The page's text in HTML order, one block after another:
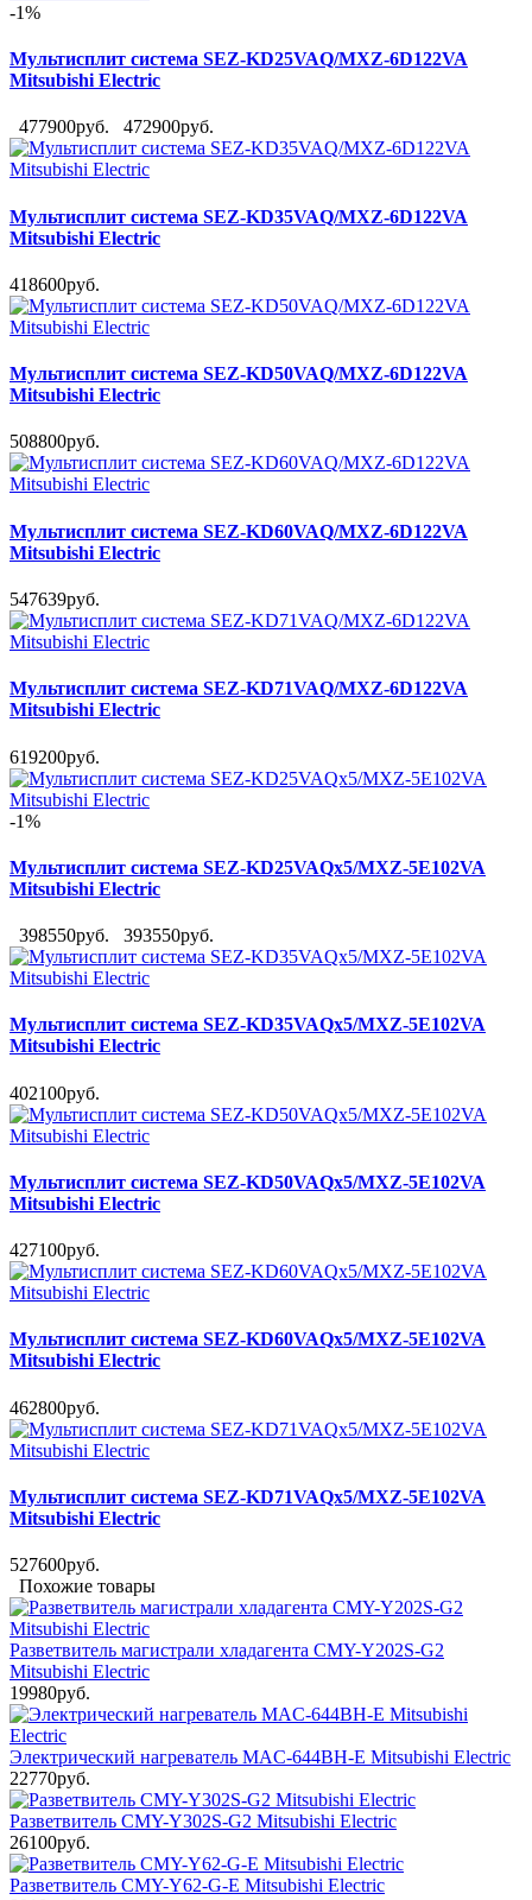
-1%
Мультисплит система SEZ-KD25VAQ/MXZ-6D122VA
Mitsubishi Electric
477900руб. 472900руб.
Мультисплит система SEZ-KD35VAQ/MXZ-6D122VA
Mitsubishi Electric
418600руб.
Мультисплит система SEZ-KD50VAQ/MXZ-6D122VA
Mitsubishi Electric
508800руб.
Мультисплит система SEZ-KD60VAQ/MXZ-6D122VA
Mitsubishi Electric
547639руб.
Мультисплит система SEZ-KD71VAQ/MXZ-6D122VA
Mitsubishi Electric
619200руб.
-1%
Мультисплит система SEZ-KD25VAQx5/MXZ-5E102VA
Mitsubishi Electric
398550руб. 393550руб.
Мультисплит система SEZ-KD35VAQx5/MXZ-5E102VA
Mitsubishi Electric
402100руб.
Мультисплит система SEZ-KD50VAQx5/MXZ-5E102VA
Mitsubishi Electric
427100руб.
Мультисплит система SEZ-KD60VAQx5/MXZ-5E102VA
Mitsubishi Electric
462800руб.
Мультисплит система SEZ-KD71VAQx5/MXZ-5E102VA
Mitsubishi Electric
527600руб.
Похожие товары
Разветвитель магистрали хладагента CMY-Y202S-G2
Mitsubishi Electric
19980руб.
Электрический нагреватель MAC-644BH-E Mitsubishi Electric
22770руб.
Разветвитель CMY-Y302S-G2 Mitsubishi Electric
26100руб.
Разветвитель CMY-Y62-G-E Mitsubishi Electric